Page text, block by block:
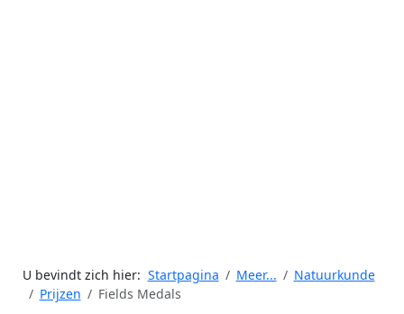
U bevindt zich hier: Startpagina Meer...
Natuurkunde
Prijzen
Fields Medals